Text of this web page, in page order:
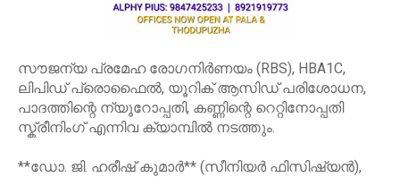
സൗജന്യ പ്രമേഹ രോഗനിർണയം (RBS), HBA1C,
ലിപിഡ് പ്രൊഫൈൽ, യൂറിക് ആസിഡ് പരിശോധന,
പാദത്തിന്റെ ന്യൂറോപ്പതി, കണ്ണിന്റെ റെറ്റിനോപ്പതി
സ്ക്രീനിംഗ് എന്നിവ ക്യാമ്പിൽ നടത്തും.
**ഡോ. ജി. ഹരീഷ് കുമാർ** (സീനിയർ ഫിസിഷ്യൻ),